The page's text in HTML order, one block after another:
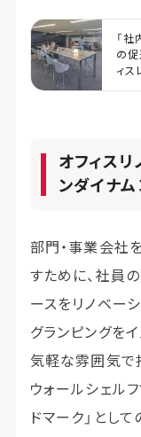
「
の促
ィス
オフィス
ンダイナ
部門・事業会社
すために、社員
ースをリノベー
グランピングをイ
気軽な雰囲気で
ウォールシェル
ドマーク」とし